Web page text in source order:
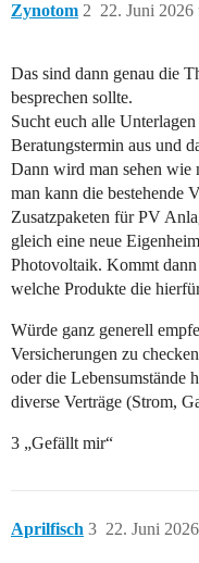
Zynotom 22. Juni 2026
2
Das sind dann genau die
besprechen sollte.
Sucht euch alle
Beratungstermin aus und
Dann wird man sehen wie
man kann die bestehende
Zusatzpaketen für PV
gleich eine neue
Photovoltaik. Kommt
welche Produkte die
Würde ganz generell
Versicherungen zu
oder die Lebensumstände
diverse Verträge (Strom,
3 „Gefällt mir“
Aprilfisch 22. Juni
3